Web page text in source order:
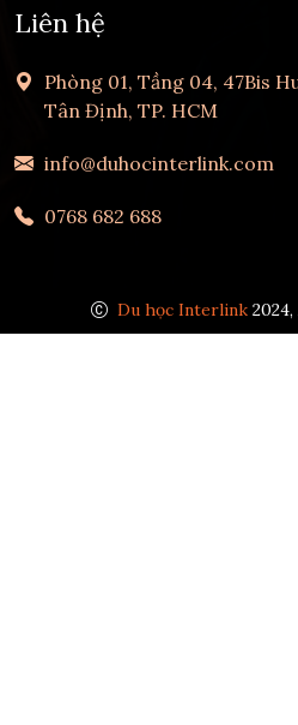
Liên hệ
Phòng 01, Tầng 04, 47Bis
Tân Định, TP. HCM
info@duhocinterlink.com
0768 682 688
Du học Interlink